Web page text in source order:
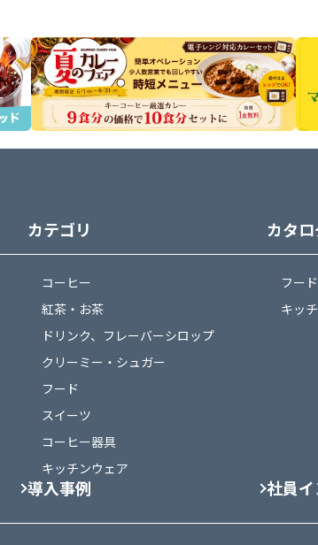
カテゴリ
コーヒー
紅茶・お茶
ドリンク、フレーバーシロップ
クリーミー・シュガー
フード
スイーツ
コーヒー器具
キッチンウェア
カタ
フー
キッ
導入事例 社員